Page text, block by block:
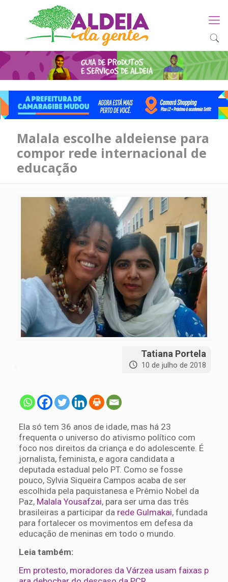
Malala escolhe aldeiense para
compor rede internacional de
educação
Tatiana Portela
10 de julho de 2018
Ela só tem 36 anos de idade, mas há 23
frequenta o universo do ativismo político com
foco nos direitos da criança e do adolescente. É
jornalista, feminista, e agora candidata a
deputada estadual pelo PT. Como se fosse
pouco, Sylvia Siqueira Campos acaba de ser
escolhida pela paquistanesa e Prêmio Nobel da
Paz, Malala Yousafzai, para ser uma das três
brasileiras a participar da rede Gulmakai, fundada
para fortalecer os movimentos em defesa da
educação de meninas em todo o mundo.
Leia também:
Em protesto, moradores da Várzea usam faixas p